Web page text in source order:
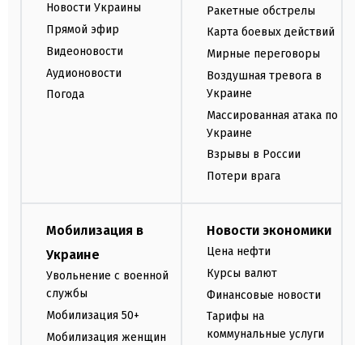
Новости Украины
Прямой эфир
Видеоновости
Аудионовости
Погода
Ракетные обстрелы
Карта боевых действий
Мирные переговоры
Воздушная тревога в
Украине
Массированная атака по
Украине
Взрывы в России
Потери врага
Мобилизация в
Украине
Увольнение с военной
службы
Мобилизация 50+
Мобилизация женщин
Новости экономики
Цена нефти
Курсы валют
Финансовые новости
Тарифы на
коммунальные услуги